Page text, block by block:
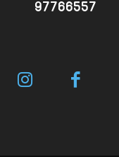
97766557